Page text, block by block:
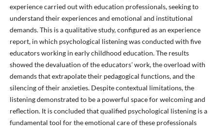
experience carried out with education professionals, seeking to
understand their experiences and emotional and institutional
demands. This is a qualitative study, configured as an experience
report, in which psychological listening was conducted with five
educators working in early childhood education. The results
showed the devaluation of the educators' work, the overload with
demands that extrapolate their pedagogical functions, and the
silencing of their anxieties. Despite contextual limitations, the
listening demonstrated to be a powerful space for welcoming and
reflection. It is concluded that qualified psychological listening is a
fundamental tool for the emotional care of these professionals